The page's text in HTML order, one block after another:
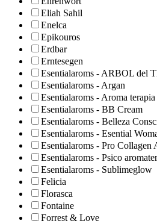
Eliah Sahil
Enelca
Epikouros
Erdbar
Erntesegen
Esentialaroms - ARBOL del
Esentialaroms - Argan
Esentialaroms - Aroma terapia
Esentialaroms - BB Cream
Esentialaroms - Belleza
Esentialaroms - Esential
Esentialaroms - Pro Collagen
Esentialaroms - Psico
Esentialaroms - Sublimeglow
Felicia
Florasca
Fontaine
Forrest & Love